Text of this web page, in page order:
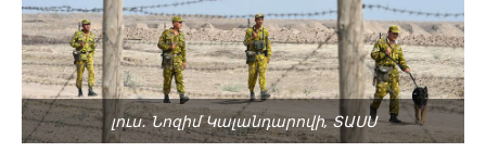
լուս․ Նոզիմ Կալանդարովի, ՏԱՍՍ